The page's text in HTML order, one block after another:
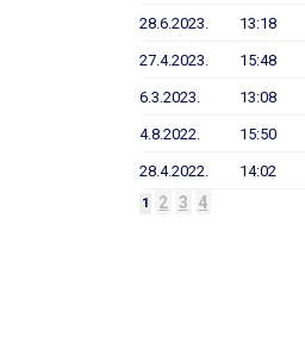
28.6.2023. 13:18
27.4.2023. 15:48
6.3.2023. 13:08
4.8.2022. 15:50
28.4.2022. 14:02
1 2 3 4